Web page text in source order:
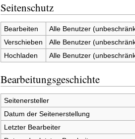
Seitenschutz
Bearbeiten
Alle Benutzer
Verschieben
Alle Benutzer
Hochladen
Alle Benutzer
Bearbeitungsgeschichte
Seitenersteller
Datum der Seitenerstellung
Letzter Bearbeiter